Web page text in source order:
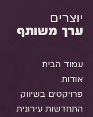
יוצרים
ערך משותף
עמוד הבית
אודות
פרויקטים בשיווק
התחדשות עירונית